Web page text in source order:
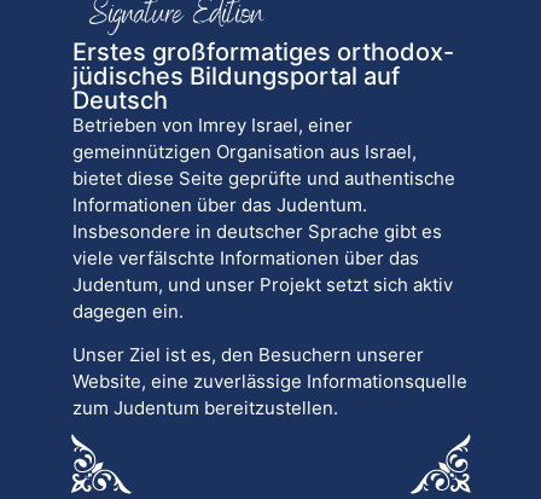
Erstes großformatiges orthodox-
jüdisches Bildungsportal auf
Deutsch
Betrieben von Imrey Israel, einer
gemeinnützigen Organisation aus Israel,
bietet diese Seite geprüfte und authentische
Informationen über das Judentum.
Insbesondere in deutscher Sprache gibt es
viele verfälschte Informationen über das
Judentum, und unser Projekt setzt sich aktiv
dagegen ein.
Unser Ziel ist es, den Besuchern unserer
Website, eine zuverlässige Informationsquelle
zum Judentum bereitzustellen.